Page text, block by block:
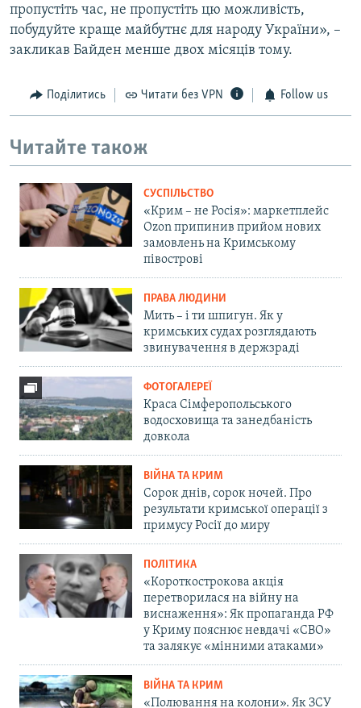
пропустіть час, не пропустіть цю можливість,
побудуйте краще майбутнє для народу України», –
закликав Байден менше двох місяців тому.
Поділитись Читати без VPN Follow us
Читайте також
СУСПІЛЬСТВО
«Крим – не Росія»: маркетплейс
Ozon припинив прийом нових
замовлень на Кримському
півострові
ПРАВА ЛЮДИНИ
Мить – і ти шпигун. Як у
кримських судах розглядають
звинувачення в держзраді
ФОТОГАЛЕРЕЇ
Краса Сімферопольського
водосховища та занедбаність
довкола
ВІЙНА ТА КРИМ
Сорок днів, сорок ночей. Про
результати кримської операції з
примусу Росії до миру
ПОЛІТИКА
«Короткострокова акція
перетворилася на війну на
виснаження»: Як пропаганда РФ
у Криму пояснює невдачі «СВО»
та залякує «мінними атаками»
ВІЙНА ТА КРИМ
«Полювання на колони». Як ЗСУ